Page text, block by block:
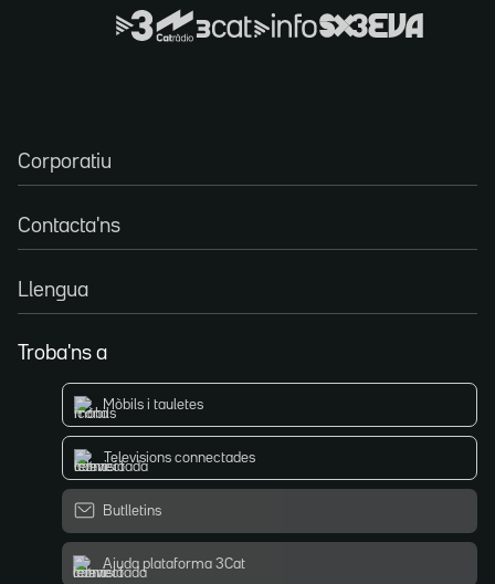
Corporatiu
Contacta'ns
Llengua
Troba'ns a
Mòbils i tauletes
Televisions connectades
Butlletins
Ajuda plataforma 3Cat